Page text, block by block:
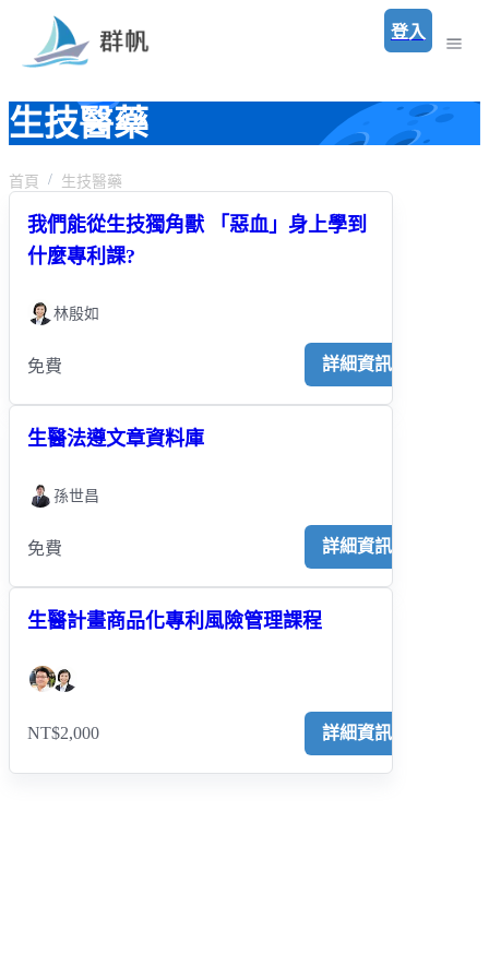
登入
生技醫藥
首頁 生技醫藥
我們能從生技獨角獸 「惡血」身上學到
什麼專利課?
林殷如
免費 詳細資訊
生醫法遵文章資料庫
孫世昌
免費 詳細資訊
生醫計畫商品化專利風險管理課程
NT$2,000 詳細資訊